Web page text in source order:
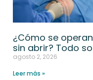
¿Cómo se
sin abrir? Todo
agosto 2, 2026
Leer más »